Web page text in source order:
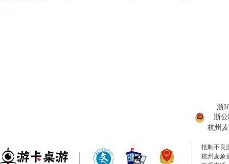
浙
浙公
杭州
抵制不良
杭州麦象